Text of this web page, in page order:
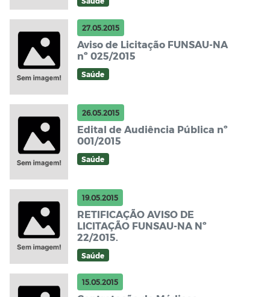
27.05.2015
Aviso de Licitação FUNSAU-NA
nº 025/2015
Saúde
26.05.2015
Edital de Audiência Pública nº
001/2015
Saúde
19.05.2015
RETIFICAÇÃO AVISO DE
LICITAÇÃO FUNSAU-NA Nº
22/2015.
Saúde
15.05.2015